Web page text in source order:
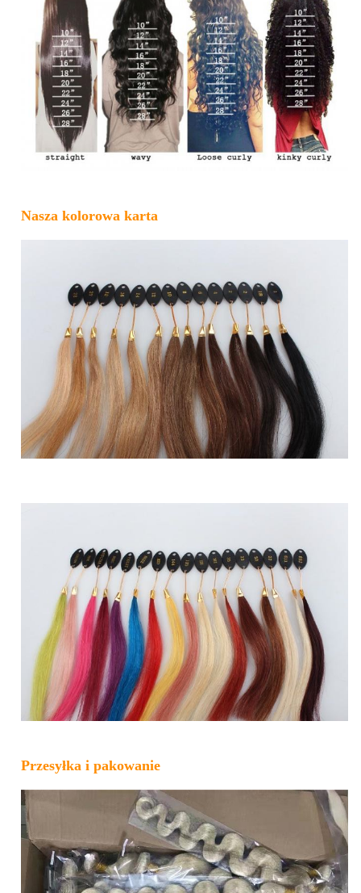
Nasza kolorowa karta
Przesyłka i pakowanie